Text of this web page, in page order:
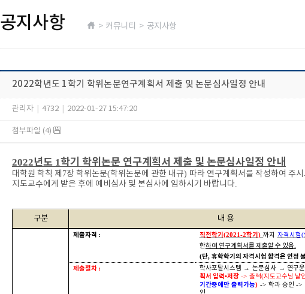
공지사항 > 커뮤니티 > 공지사항
2022학년도 1학기 학위논문연구계획서 제출 및 논문심사일정 안내
관리자 4732 2022-01-27 15:47:20
첨부파일 (4)
2022년도 1학기 학위논문 연구계획서 제출 및 논문심사일정 안내
대학원 학칙 제 7장 학위논문(학위논문에 관한 내규) 따라 연구계획서를 작성하여 주시
지도교수에게 받은 후에 예비심사 및 본심사에 임하시기 바랍니다.
구분 내 용
제출자격 : 직전학기(2021-2학기)까지 자격시험(
한하여 연구계획서를 제출할 수 있음
(단, 휴학학기의 자격시험 합격은 인정
제출절차 : 학사포탈시스템 → 논문심사 → 연구
획서 입력•저장 -> 출력(지도교수님 날
기간중에만 출력가능) -> 학과 승인 ->